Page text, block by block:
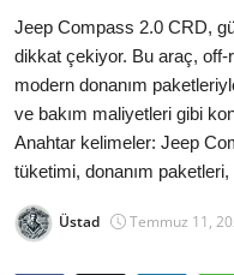
Testler
Markalar
Öneriler
Motosiklet
Paketler
Jeep Compass 2.0 CRD,
dikkat çekiyor. Bu araç, off-
modern donanım
ve bakım maliyetleri gibi
Anahtar kelimeler: Jeep
tüketimi, donanım paketleri,
Üstad Temmuz 11,